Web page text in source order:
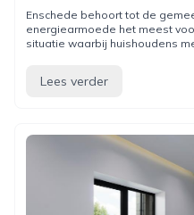
Enschede behoort tot de
energiearmoede het meest
situatie waarbij huishoudens
Lees verder